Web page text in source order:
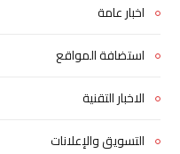
اخبار عامة
استضافة المواقع
الاخبار التقنية
التسويق والإعلانات